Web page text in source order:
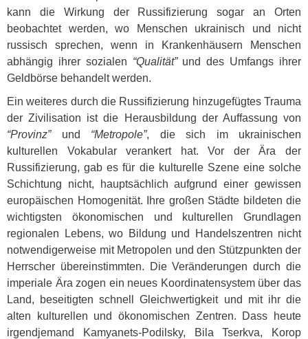
kann die Wirkung der Russifizierung sogar an Orten
beobachtet werden, wo Menschen ukrainisch und nicht
russisch sprechen, wenn in Krankenhäusern Menschen
abhängig ihrer sozialen “Qualität”und des Umfangs ihrer
Geldbörse behandelt werden.
Ein weiteres durch die Russifizierung hinzugefügtes Trauma
der Zivilisation ist die Herausbildung der Auffassung von
“Provinz”und “Metropole”, die sich im ukrainischen
kulturellen Vokabular verankert hat. Vor der Ära der
Russifizierung, gab es für die kulturelle Szene eine solche
Schichtung nicht, hauptsächlich aufgrund einer gewissen
europäischen Homogenität. Ihre großen Städte bildeten die
wichtigsten ökonomischen und kulturellen Grundlagen
regionalen Lebens, wo Bildung und Handelszentren nicht
notwendigerweise mit Metropolen und den Stützpunkten der
Herrscher übereinstimmten. Die Veränderungen durch die
imperiale Ära zogen ein neues Koordinatensystem über das
Land, beseitigten schnell Gleichwertigkeit und mit ihr die
alten kulturellen und ökonomischen Zentren. Dass heute
irgendjemand Kamyanets-Podilsky, Bila Tserkva, Korop